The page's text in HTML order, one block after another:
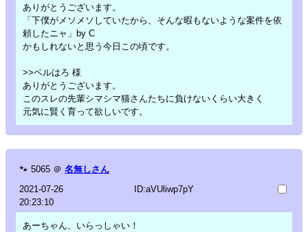
ありがとうございます。
「下僕がメソメソしていたから、そんな暇もないような案件を依
頼したニャ」by C
かもしれないと思う今日この頃です。
>>ベルはろ 様
ありがとうございます。
このスレの先輩シマシマ猫さんたちに負けないくらい大きく
元気に賢く育って欲しいです。
🐾 5065 ＠ 名無しさん
2021-07-26
20:23:10
ID:aVUliwp7pY
あーちゃん、いらっしゃい！